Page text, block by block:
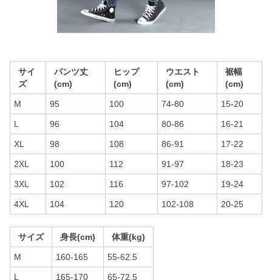
サイ
ズ
パンツ丈
(cm)
ヒップ
(cm)
ウエスト
(cm)
裾幅
(cm)
M 95 100 74-80 15-20
L 96 104 80-86 16-21
XL 98 108 86-91 17-22
2XL 100 112 91-97 18-23
3XL 102 116 97-102 19-24
4XL 104 120 102-108 20-25
サイズ 身長(cm) 体重(kg)
M 160-165 55-62.5
L 165-170 65-72.5